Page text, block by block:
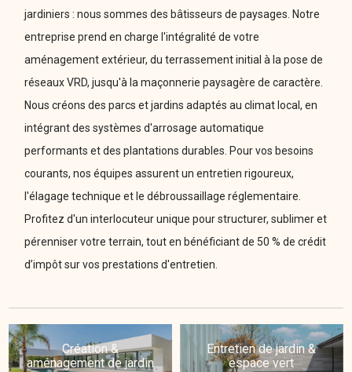
jardiniers : nous sommes des bâtisseurs de paysages. Notre
entreprise prend en charge l'intégralité de votre
aménagement extérieur, du terrassement initial à la pose de
réseaux VRD, jusqu'à la maçonnerie paysagère de caractère.
Nous créons des parcs et jardins adaptés au climat local, en
intégrant des systèmes d'arrosage automatique
performants et des plantations durables. Pour vos besoins
courants, nos équipes assurent un entretien rigoureux,
l'élagage technique et le débroussaillage réglementaire.
Profitez d'un interlocuteur unique pour structurer, sublimer et
pérenniser votre terrain, tout en bénéficiant de 50 % de crédit
d’impôt sur vos prestations d'entretien.
Création &
aménagement de jardin
Entretien de jardin &
espace vert